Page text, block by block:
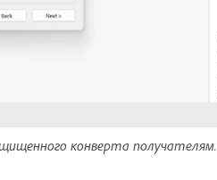
конверта получателям.